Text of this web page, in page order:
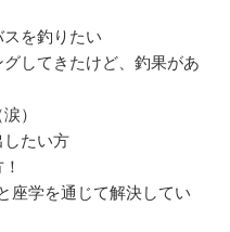
を釣りたい
してきたけど、釣果があ
）
したい方
座学を通じて解決してい